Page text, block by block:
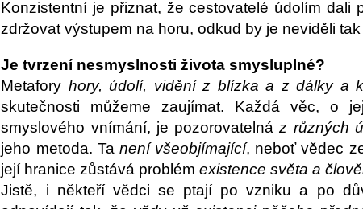
Konzistentní je přiznat, že cestovatelé údolím
zdržovat výstupem na horu, odkud by je neviděli
Je tvrzení nesmyslnosti života smysluplné?
Metafory hory, údolí, vidění z blízka a z dálky a
skutečnosti můžeme zaujímat. Každá věc, o
smyslového vnímání, je pozorovatelnáz různých
jeho metoda. Ta není všeobjímající, neboť vědec
její hranice zůstává problémexistence světa a
Jistě, i někteří vědci se ptají po vzniku a po